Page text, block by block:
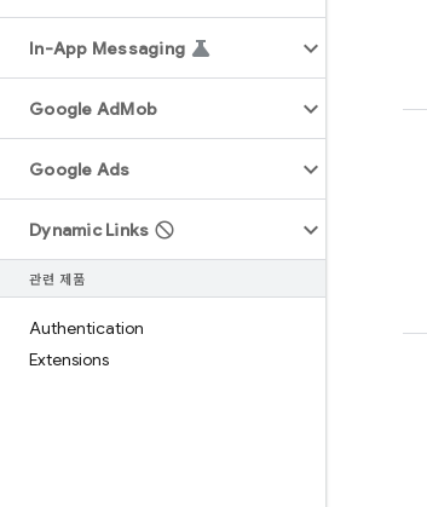
In-App Messaging
Google AdMob
Google Ads
Dynamic Links
관련 제품
Authentication
Extensions